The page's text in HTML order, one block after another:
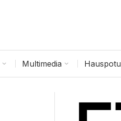
Multimedia Hauspotu